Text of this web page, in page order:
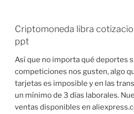
Criptomoneda libra
ppt
Así que no importa qué deportes
competiciones nos gusten, algo
tarjetas es imposible y en las
un mínimo de 3 días laborales.
ventas disponibles en